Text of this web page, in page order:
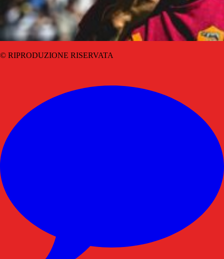
© RIPRODUZIONE RISERVATA